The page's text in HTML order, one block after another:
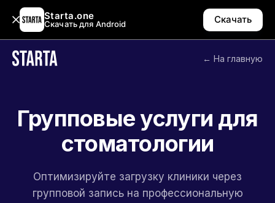
Starta.one
Скачать для Android Скачать
← На главную
Групповые услуги для
стоматологии
Оптимизируйте загрузку клиники через
групповой запись на профессиональную